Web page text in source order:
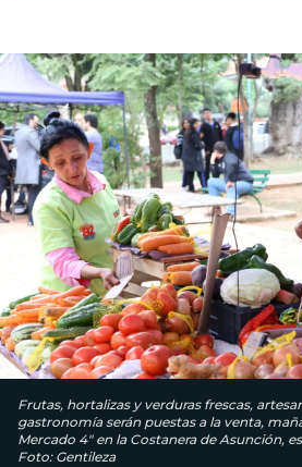
Frutas, hortalizas y verduras frescas,
gastronomía serán puestas a la venta,
Mercado 4″ en la Costanera de Asunción,
Foto: Gentileza